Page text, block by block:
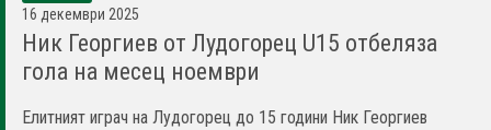
16 декември 2025
Ник Георгиев от Лудогорец U15 отбеляза
гола на месец ноември
Елитният играч на Лудогорец до 15 години Ник Георгиев